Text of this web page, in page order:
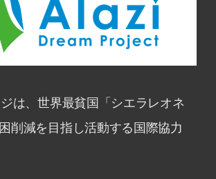
は、世界最貧国「シエラレオネ
削減を目指し活動する国際協力